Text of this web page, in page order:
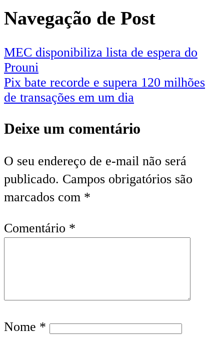
Navegação de Post
MEC disponibiliza lista de espera do
Prouni
Pix bate recorde e supera 120 milhões
de transações em um dia
Deixe um comentário
O seu endereço de e-mail não será
publicado. Campos obrigatórios são
marcados com *
Comentário *
Nome *